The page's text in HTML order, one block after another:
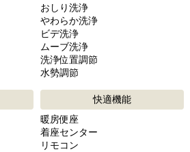
おしり洗浄
やわらか洗浄
ビデ洗浄
ムーブ洗浄
洗浄位置調節
水勢調節
快適機能
暖房便座
着座センター
リモコン